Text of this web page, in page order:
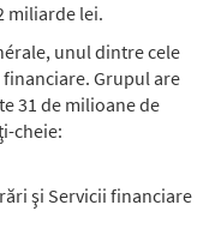
miliarde lei.
unul dintre cele
Grupul are
31 de milioane de
cheie:
şi Servicii financiare